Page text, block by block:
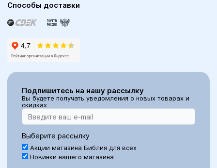
Способы доставки
Подпишитесь на нашу рассылку
Вы будете получать уведомления о новых товарах и
скидках
Выберите рассылку
Акции магазина Библия для всех
Новинки нашего магазина